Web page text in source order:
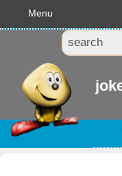
Menu